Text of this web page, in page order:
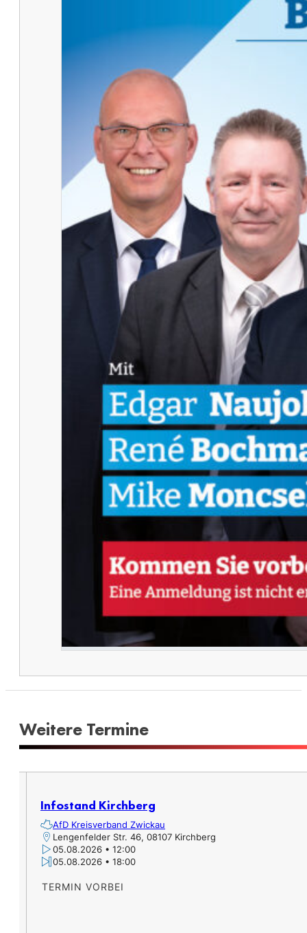
Weitere Termine​
Infostand Kirchberg
AfD Kreisverband Zwickau
Lengenfelder Str. 46, 08107 Kirchberg
05.08.2026 • 12:00
05.08.2026 • 18:00
TERMIN VORBEI